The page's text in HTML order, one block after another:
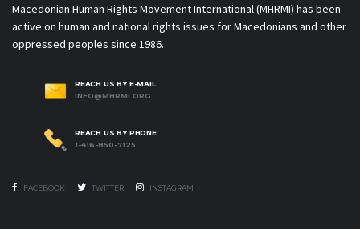
Macedonian Human Rights Movement International (MHRMI) has been
active on human and national rights issues for Macedonians and other
oppressed peoples since 1986.
REACH US BY E-MAIL
INFO@MHRMI.ORG
REACH US BY PHONE
1-416-850-7125
FACEBOOK TWITTER INSTAGRAM